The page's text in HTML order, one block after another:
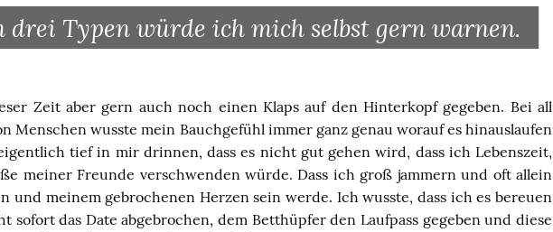
drei Typen würde ich mich selbst gern warnen.
Zeit aber gern auch noch einen Klaps auf den Hinterkopf gegeben. Bei all
Menschen wusste mein Bauchgefühl immer ganz genau worauf es hinauslaufen
tief in mir drinnen, dass es nicht gut gehen wird, dass ich Lebenszeit,
meiner Freunde verschwenden würde. Dass ich groß jammern und oft allein
und meinem gebrochenen Herzen sein werde. Ich wusste, dass ich es bereuen
sofort das Date abgebrochen, dem Betthüpfer den Laufpass gegeben und diese